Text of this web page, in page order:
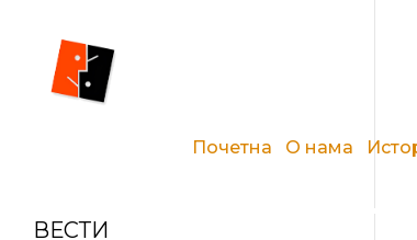
Почетна О нама
ВЕСТИ